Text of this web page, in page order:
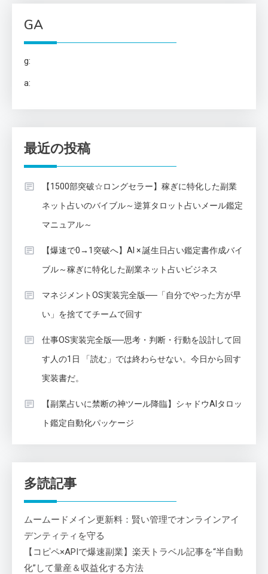
GA
g:
a:
最近の投稿
【1500部突破☆ロングセラー】稼ぎに特化した副業
ネット占いのバイブル～逆算タロット占いメール鑑定
マニュアル～
【爆速で0→1突破へ】AI × 誕生日占い鑑定書作成バイ
ブル～稼ぎに特化した副業ネット占いビジネス
マネジメントOS実装完全版──「自分でやった方が早
い」を捨ててチームで回す
仕事OS実装完全版──思考・判断・行動を設計して回
す人の1日 「読む」では終わらせない。今日から回す
実装書だ。
【副業占いに禁断の神ツール降臨】シャドウAIタロッ
ト鑑定自動化パッケージ
多読記事
ムームードメイン更新料：賢い管理でオンラインアイ
デンティティを守る
【コピペ×APIで爆速副業】楽天トラベル記事を“半自動
化”して量産＆収益化する方法